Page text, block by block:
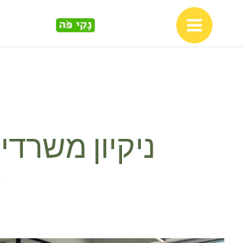
ניקיון